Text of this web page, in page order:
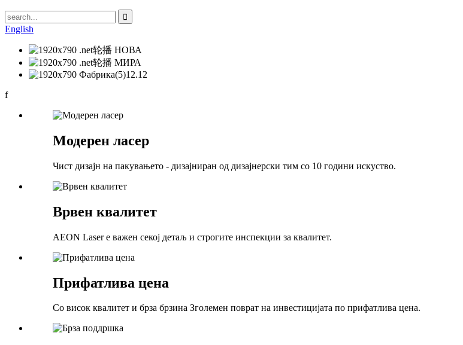
English
f
Модерен ласер
Чист дизајн на пакувањето - дизајниран од дизајнерски тим со 10 години искуство.
Врвен квалитет
AEON Laser е важен секој детаљ и строгите инспекции за квалитет.
Прифатлива цена
Со висок квалитет и брза брзина Зголемен поврат на инвестицијата по прифатлива цена.